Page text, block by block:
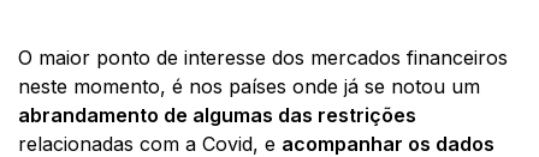
O maior ponto de interesse dos mercados financeiros
neste momento, é nos países onde já se notou um
abrandamento de algumas das restrições
relacionadas com a Covid, e acompanhar os dados